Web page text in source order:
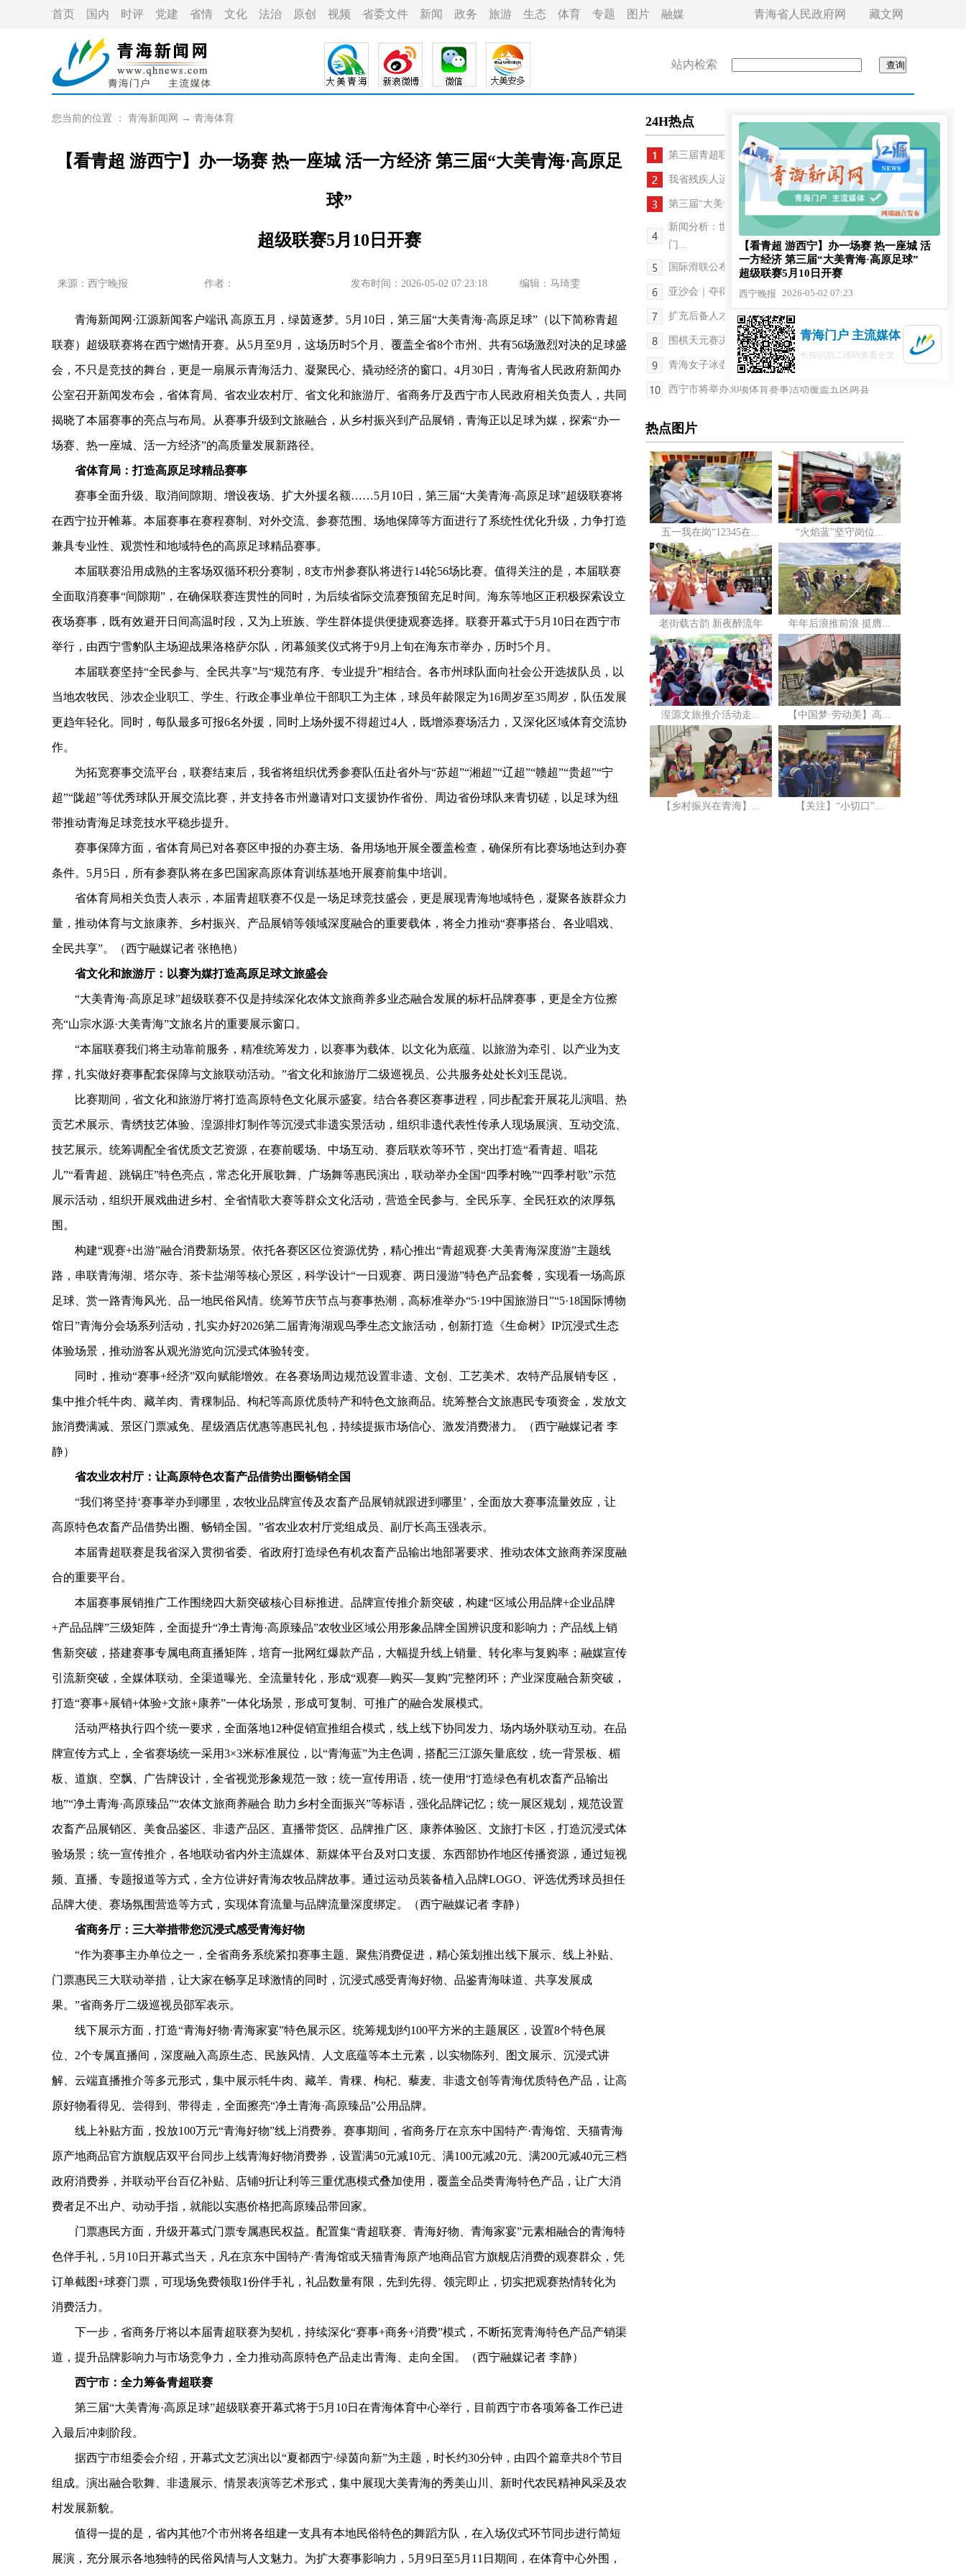
首页 国内 时评 党建 省情 文化 法治 原创 视频 省委文件 新闻 政务 旅游 生态 体育 专题 图片 融媒 青海省人民政府网 藏文网
站内检索
您当前的位置 ： 青海新闻网 → 青海体育
【看青超 游西宁】办一场赛 热一座城 活一方经济 第三届“大美青海·高原足
球”
超级联赛5月10日开赛
来源：西宁晚报 作者： 发布时间：2026-05-02 07:23:18 编辑：马琦雯
青海新闻网·江源新闻客户端讯 高原五月，绿茵逐梦。5月10日，第三届“大美青海·高原足球”（以下简称青超
联赛）超级联赛将在西宁燃情开赛。从5月至9月，这场历时5个月、覆盖全省8个市州、共有56场激烈对决的足球盛
会，不只是竞技的舞台，更是一扇展示青海活力、凝聚民心、撬动经济的窗口。4月30日，青海省人民政府新闻办
公室召开新闻发布会，省体育局、省农业农村厅、省文化和旅游厅、省商务厅及西宁市人民政府相关负责人，共同
揭晓了本届赛事的亮点与布局。从赛事升级到文旅融合，从乡村振兴到产品展销，青海正以足球为媒，探索“办一
场赛、热一座城、活一方经济”的高质量发展新路径。
省体育局：打造高原足球精品赛事
赛事全面升级、取消间隙期、增设夜场、扩大外援名额……5月10日，第三届“大美青海·高原足球”超级联赛将
在西宁拉开帷幕。本届赛事在赛程赛制、对外交流、参赛范围、场地保障等方面进行了系统性优化升级，力争打造
兼具专业性、观赏性和地域特色的高原足球精品赛事。
本届联赛沿用成熟的主客场双循环积分赛制，8支市州参赛队将进行14轮56场比赛。值得关注的是，本届联赛
全面取消赛事“间隙期”，在确保联赛连贯性的同时，为后续省际交流赛预留充足时间。海东等地区正积极探索设立
夜场赛事，既有效避开日间高温时段，又为上班族、学生群体提供便捷观赛选择。联赛开幕式于5月10日在西宁市
举行，由西宁雪豹队主场迎战果洛格萨尔队，闭幕颁奖仪式将于9月上旬在海东市举办，历时5个月。
本届联赛坚持“全民参与、全民共享”与“规范有序、专业提升”相结合。各市州球队面向社会公开选拔队员，以
当地农牧民、涉农企业职工、学生、行政企事业单位干部职工为主体，球员年龄限定为16周岁至35周岁，队伍发展
更趋年轻化。同时，每队最多可报6名外援，同时上场外援不得超过4人，既增添赛场活力，又深化区域体育交流协
作。
为拓宽赛事交流平台，联赛结束后，我省将组织优秀参赛队伍赴省外与“苏超”“湘超”“辽超”“赣超”“贵超”“宁
超”“陇超”等优秀球队开展交流比赛，并支持各市州邀请对口支援协作省份、周边省份球队来青切磋，以足球为纽
带推动青海足球竞技水平稳步提升。
赛事保障方面，省体育局已对各赛区申报的办赛主场、备用场地开展全覆盖检查，确保所有比赛场地达到办赛
条件。5月5日，所有参赛队将在多巴国家高原体育训练基地开展赛前集中培训。
省体育局相关负责人表示，本届青超联赛不仅是一场足球竞技盛会，更是展现青海地域特色，凝聚各族群众力
量，推动体育与文旅康养、乡村振兴、产品展销等领域深度融合的重要载体，将全力推动“赛事搭台、各业唱戏、
全民共享”。（西宁融媒记者 张艳艳）
省文化和旅游厅：以赛为媒打造高原足球文旅盛会
“大美青海·高原足球”超级联赛不仅是持续深化农体文旅商养多业态融合发展的标杆品牌赛事，更是全方位擦
亮“山宗水源·大美青海”文旅名片的重要展示窗口。
“本届联赛我们将主动靠前服务，精准统筹发力，以赛事为载体、以文化为底蕴、以旅游为牵引、以产业为支
撑，扎实做好赛事配套保障与文旅联动活动。”省文化和旅游厅二级巡视员、公共服务处处长刘玉昆说。
比赛期间，省文化和旅游厅将打造高原特色文化展示盛宴。结合各赛区赛事进程，同步配套开展花儿演唱、热
贡艺术展示、青绣技艺体验、湟源排灯制作等沉浸式非遗实景活动，组织非遗代表性传承人现场展演、互动交流、
技艺展示。统筹调配全省优质文艺资源，在赛前暖场、中场互动、赛后联欢等环节，突出打造“看青超、唱花
儿”“看青超、跳锅庄”特色亮点，常态化开展歌舞、广场舞等惠民演出，联动举办全国“四季村晚”“四季村歌”示范
展示活动，组织开展戏曲进乡村、全省情歌大赛等群众文化活动，营造全民参与、全民乐享、全民狂欢的浓厚氛
围。
构建“观赛+出游”融合消费新场景。依托各赛区区位资源优势，精心推出“青超观赛·大美青海深度游”主题线
路，串联青海湖、塔尔寺、茶卡盐湖等核心景区，科学设计“一日观赛、两日漫游”特色产品套餐，实现看一场高原
足球、赏一路青海风光、品一地民俗风情。统筹节庆节点与赛事热潮，高标准举办“5·19中国旅游日”“5·18国际博物
馆日”青海分会场系列活动，扎实办好2026第二届青海湖观鸟季生态文旅活动，创新打造《生命树》IP沉浸式生态
体验场景，推动游客从观光游览向沉浸式体验转变。
同时，推动“赛事+经济”双向赋能增效。在各赛场周边规范设置非遗、文创、工艺美术、农特产品展销专区，
集中推介牦牛肉、藏羊肉、青稞制品、枸杞等高原优质特产和特色文旅商品。统筹整合文旅惠民专项资金，发放文
旅消费满减、景区门票减免、星级酒店优惠等惠民礼包，持续提振市场信心、激发消费潜力。（西宁融媒记者 李
静）
省农业农村厅：让高原特色农畜产品借势出圈畅销全国
“我们将坚持‘赛事举办到哪里，农牧业品牌宣传及农畜产品展销就跟进到哪里’，全面放大赛事流量效应，让
高原特色农畜产品借势出圈、畅销全国。”省农业农村厅党组成员、副厅长高玉强表示。
本届青超联赛是我省深入贯彻省委、省政府打造绿色有机农畜产品输出地部署要求、推动农体文旅商养深度融
合的重要平台。
本届赛事展销推广工作围绕四大新突破核心目标推进。品牌宣传推介新突破，构建“区域公用品牌+企业品牌
+产品品牌”三级矩阵，全面提升“净土青海·高原臻品”农牧业区域公用形象品牌全国辨识度和影响力；产品线上销
售新突破，搭建赛事专属电商直播矩阵，培育一批网红爆款产品，大幅提升线上销量、转化率与复购率；融媒宣传
引流新突破，全媒体联动、全渠道曝光、全流量转化，形成“观赛—购买—复购”完整闭环；产业深度融合新突破，
打造“赛事+展销+体验+文旅+康养”一体化场景，形成可复制、可推广的融合发展模式。
活动严格执行四个统一要求，全面落地12种促销宣推组合模式，线上线下协同发力、场内场外联动互动。在品
牌宣传方式上，全省赛场统一采用3×3米标准展位，以“青海蓝”为主色调，搭配三江源矢量底纹，统一背景板、楣
板、道旗、空飘、广告牌设计，全省视觉形象规范一致；统一宣传用语，统一使用“打造绿色有机农畜产品输出
地”“净土青海·高原臻品”“农体文旅商养融合 助力乡村全面振兴”等标语，强化品牌记忆；统一展区规划，规范设置
农畜产品展销区、美食品鉴区、非遗产品区、直播带货区、品牌推广区、康养体验区、文旅打卡区，打造沉浸式体
验场景；统一宣传推介，各地联动省内外主流媒体、新媒体平台及对口支援、东西部协作地区传播资源，通过短视
频、直播、专题报道等方式，全方位讲好青海农牧品牌故事。通过运动员装备植入品牌LOGO、评选优秀球员担任
品牌大使、赛场氛围营造等方式，实现体育流量与品牌流量深度绑定。（西宁融媒记者 李静）
省商务厅：三大举措带您沉浸式感受青海好物
“作为赛事主办单位之一，全省商务系统紧扣赛事主题、聚焦消费促进，精心策划推出线下展示、线上补贴、
门票惠民三大联动举措，让大家在畅享足球激情的同时，沉浸式感受青海好物、品鉴青海味道、共享发展成
果。”省商务厅二级巡视员邵军表示。
线下展示方面，打造“青海好物·青海家宴”特色展示区。统筹规划约100平方米的主题展区，设置8个特色展
位、2个专属直播间，深度融入高原生态、民族风情、人文底蕴等本土元素，以实物陈列、图文展示、沉浸式讲
解、云端直播推介等多元形式，集中展示牦牛肉、藏羊、青稞、枸杞、藜麦、非遗文创等青海优质特色产品，让高
原好物看得见、尝得到、带得走，全面擦亮“净土青海·高原臻品”公用品牌。
线上补贴方面，投放100万元“青海好物”线上消费券。赛事期间，省商务厅在京东中国特产·青海馆、天猫青海
原产地商品官方旗舰店双平台同步上线青海好物消费券，设置满50元减10元、满100元减20元、满200元减40元三档
政府消费券，并联动平台百亿补贴、店铺9折让利等三重优惠模式叠加使用，覆盖全品类青海特色产品，让广大消
费者足不出户、动动手指，就能以实惠价格把高原臻品带回家。
门票惠民方面，升级开幕式门票专属惠民权益。配置集“青超联赛、青海好物、青海家宴”元素相融合的青海特
色伴手礼，5月10日开幕式当天，凡在京东中国特产·青海馆或天猫青海原产地商品官方旗舰店消费的观赛群众，凭
订单截图+球赛门票，可现场免费领取1份伴手礼，礼品数量有限，先到先得、领完即止，切实把观赛热情转化为
消费活力。
下一步，省商务厅将以本届青超联赛为契机，持续深化“赛事+商务+消费”模式，不断拓宽青海特色产品产销渠
道，提升品牌影响力与市场竞争力，全力推动高原特色产品走出青海、走向全国。（西宁融媒记者 李静）
西宁市：全力筹备青超联赛
第三届“大美青海·高原足球”超级联赛开幕式将于5月10日在青海体育中心举行，目前西宁市各项筹备工作已进
入最后冲刺阶段。
据西宁市组委会介绍，开幕式文艺演出以“夏都西宁·绿茵向新”为主题，时长约30分钟，由四个篇章共8个节目
组成。演出融合歌舞、非遗展示、情景表演等艺术形式，集中展现大美青海的秀美山川、新时代农民精神风采及农
村发展新貌。
值得一提的是，省内其他7个市州将各组建一支具有本地民俗特色的舞蹈方队，在入场仪式环节同步进行简短
展演，充分展示各地独特的民俗风情与人文魅力。为扩大赛事影响力，5月9日至5月11日期间，在体育中心外围，
24H热点
第三届青超联赛实现系统性优化升级 5月10日开...
我省残疾人运动员赵国存荣获2026年度新时代青年先...
第三届“大美青海·高原足球”超级联赛组织工作专题...
新闻分析：世界杯决赛球票炒至近230万美元？背后
门...
国际滑联公布新赛季赛历 多项赛事将在中国举行
亚沙会｜夺得沙滩卡巴迪男子金牌后，伊朗选手跪地...
扩充后备人才储备 中国男篮组织短训营
围棋天元赛决赛：王星昊击败杨楷文成功卫冕
青海女子冰壶队勇夺全国冰壶冠军赛团体冠军
西宁市将举办30项体育赛事活动覆盖五区两县
热点图片
五一我在岗“12345在... “火焰蓝”坚守岗位...
老街载古韵 新夜醉流年 年年后浪推前浪 挺膺...
湟源文旅推介活动走... 【中国梦·劳动美】高...
【乡村振兴在青海】... 【关注】“小切口”...
【看青超 游西宁】办一场赛 热一座城 活
一方经济 第三届“大美青海·高原足球”
超级联赛5月10日开赛
西宁晚报 2026-05-02 07:23
青海门户 主流媒体
长按识别二维码查看全文